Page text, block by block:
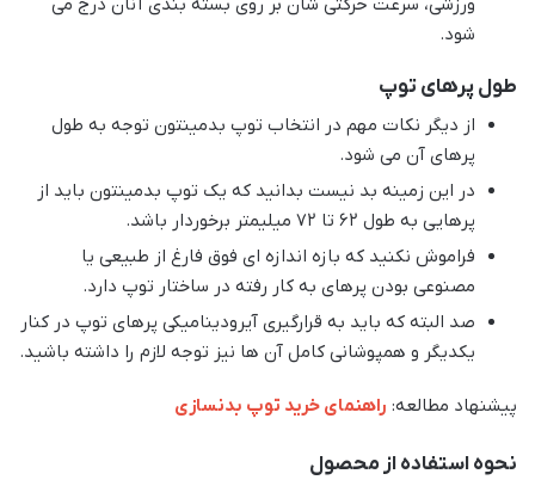
شود.
طول پرهای توپ
از دیگر نکات مهم در انتخاب توپ بدمینتون توجه به طول
پرهای آن می شود.
در این زمینه بد نیست بدانید که یک توپ بدمینتون باید از
پرهایی به طول 62 تا 72 میلیمتر برخوردار باشد.
فراموش نکنید که بازه اندازه ای فوق فارغ از طبیعی یا
مصنوعی بودن پرهای به کار رفته در ساختار توپ دارد.
صد البته که باید به قرارگیری آیرودینامیکی پرهای توپ در کنار
یکدیگر و همپوشانی کامل آن ها نیز توجه لازم را داشته باشید.
پیشنهاد مطالعه: راهنمای خرید توپ بدنسازی
نحوه استفاده از محصول